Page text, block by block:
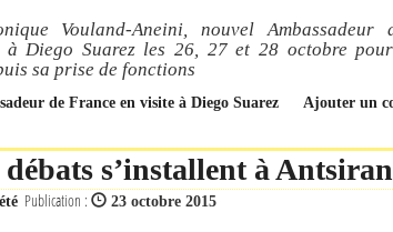
Vouland-Aneini, nouvel
Diego Suarez les 26, 27 et 28 octobre
sa prise de fonctions
de France en visite à Diego Suarez Ajouter un
s’installent à
Publication : 23 octobre 2015